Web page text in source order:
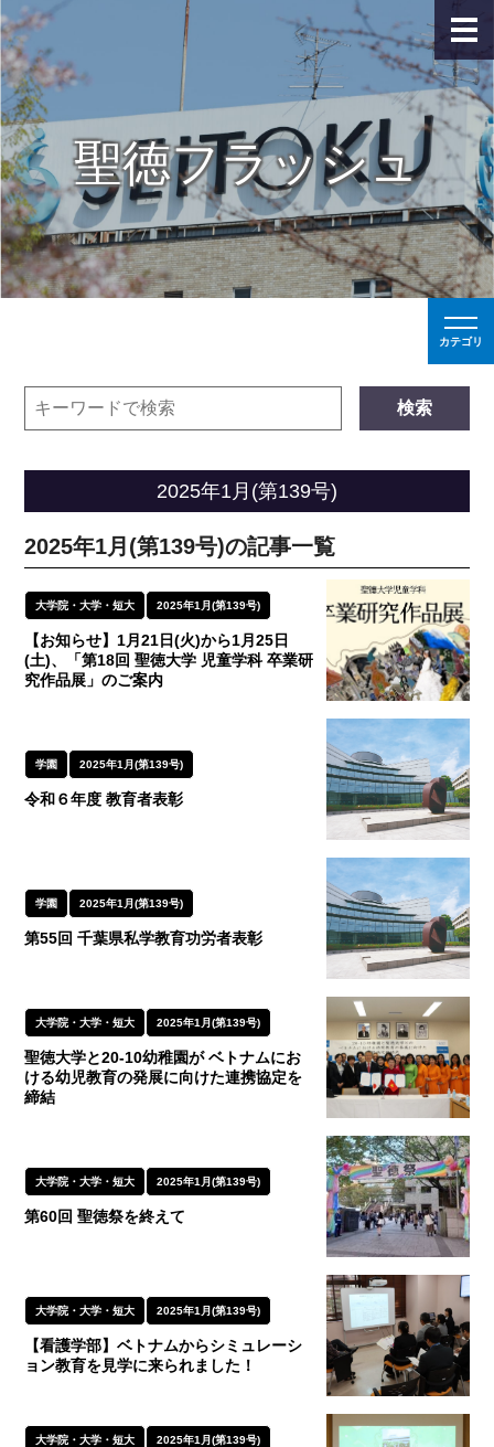
聖徳フラッシュ
カテゴリ
検索
2025年1月(第139号)
2025年1月(第139号)の記事一覧
大学院・大学・短大 2025年1月(第139号)
【お知らせ】1月21日(火)から1月25日
(土)、「第18回 聖徳大学 児童学科 卒業研
究作品展」のご案内
学園 2025年1月(第139号)
令和６年度 教育者表彰
学園 2025年1月(第139号)
第55回 千葉県私学教育功労者表彰
大学院・大学・短大 2025年1月(第139号)
聖徳大学と20-10幼稚園が ベトナムにお
ける幼児教育の発展に向けた連携協定を
締結
大学院・大学・短大 2025年1月(第139号)
第60回 聖徳祭を終えて
大学院・大学・短大 2025年1月(第139号)
【看護学部】ベトナムからシミュレーシ
ョン教育を見学に来られました！
大学院・大学・短大 2025年1月(第139号)